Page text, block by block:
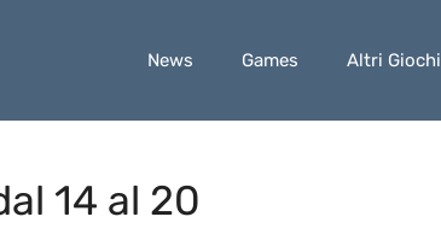
News Games Altri Giochi
14 al 20